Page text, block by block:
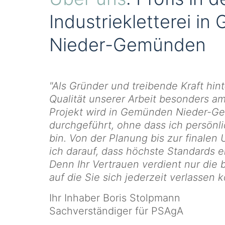
Industriekletterei in
Nieder-Gemünden
"Als Gründer und treibende Kraft
Qualität unserer Arbeit besonders
Projekt wird in Gemünden Nieder-
durchgeführt, ohne dass ich
bin. Von der Planung bis zur finalen
ich darauf, dass höchste Standards
Denn Ihr Vertrauen verdient nur die
auf die Sie sich jederzeit verlassen
Ihr Inhaber Boris Stolpmann
Sachverständiger für PSAgA